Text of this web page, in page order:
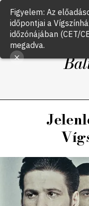
Figyelem: Az
időpontjai a
időzónájában (CET/
megadva.